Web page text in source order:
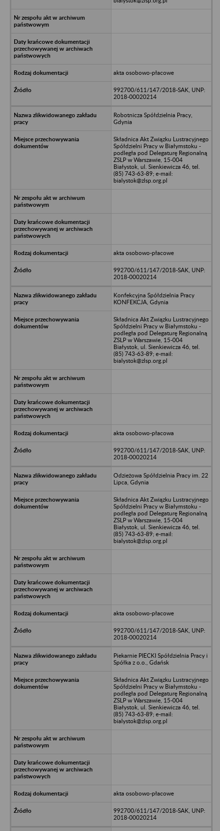
akta osobowo-płacowe
992700/611/147/2018-SAK, UNP:
2018-00020214
Robotnicza Spółdzielnia Pracy,
Gdynia
Składnica Akt Związku Lustracyjnego
Spółdzielni Pracy w Białymstoku -
podległa pod Delegaturę Regionalną
ZSLP w Warszawie, 15-004
Białystok, ul. Sienkiewicza 46, tel.
(85) 743-63-89; e-mail:
bialystok@zlsp.org.pl
akta osobowo-płacowe
992700/611/147/2018-SAK, UNP:
2018-00020214
Konfekcyjna Spółdzielnia Pracy
KONFEKCJA, Gdynia
Składnica Akt Związku Lustracyjnego
Spółdzielni Pracy w Białymstoku -
podległa pod Delegaturę Regionalną
ZSLP w Warszawie, 15-004
Białystok, ul. Sienkiewicza 46, tel.
(85) 743-63-89; e-mail:
bialystok@zlsp.org.pl
akta osobowo-płacowa
992700/611/147/2018-SAK, UNP:
2018-00020214
Odzieżowa Spółdzielnia Pracy im. 22
Lipca, Gdynia
Składnica Akt Związku Lustracyjnego
Spółdzielni Pracy w Białymstoku -
podległa pod Delegaturę Regionalną
ZSLP w Warszawie, 15-004
Białystok, ul. Sienkiewicza 46, tel.
(85) 743-63-89; e-mail:
bialystok@zlsp.org.pl
akta osobowo-płacowe
992700/611/147/2018-SAK, UNP:
2018-00020214
Piekarnie PIECKI Spółdzielnia Pracy i
Spółka z o.o., Gdańsk
Składnica Akt Związku Lustracyjnego
Spółdzielni Pracy w Białymstoku -
podległa pod Delegaturę Regionalną
ZSLP w Warszawie, 15-004
Białystok, ul. Sienkiewicza 46, tel.
(85) 743-63-89; e-mail:
bialystok@zlsp.org.pl
akta osobowo-płacowe
992700/611/147/2018-SAK, UNP:
2018-00020214